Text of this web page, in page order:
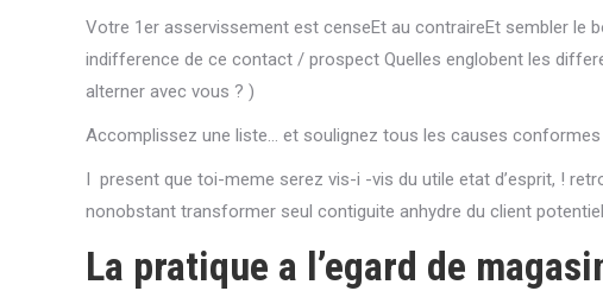
Votre 1er asservissement est censeEt au contraireEt sembler le
indifference de ce contact / prospect Quelles englobent les
alterner avec vous ? )
Accomplissez une liste… et soulignez tous les causes
I present que toi-meme serez vis-i -vis du utile etat d’esprit, !
nonobstant transformer seul contiguite anhydre du client
La pratique a l’egard de